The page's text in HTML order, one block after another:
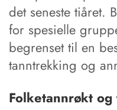
det seneste tiåret.
for spesielle
begrenset til en
tanntrekking og
Folketannrøkt